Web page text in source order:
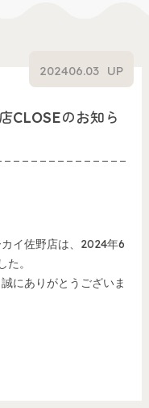
CLOSEのお知ら
202406.03 UP
イ佐野店は、2024年6
。
にありがとうございま